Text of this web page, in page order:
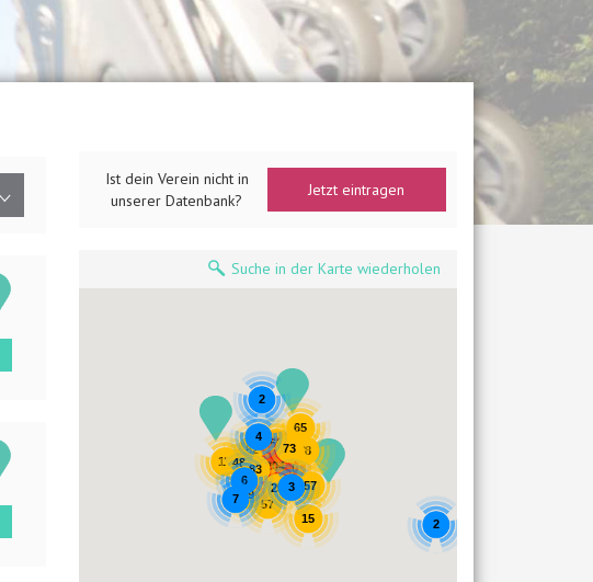
Ist dein Verein nicht in
unserer Datenbank?
Jetzt eintragen
Suche in der Karte wiederholen
60
57
59
11
15
66
82
204
57
78
65
48 83
73
25
6
3
2
2
7
4